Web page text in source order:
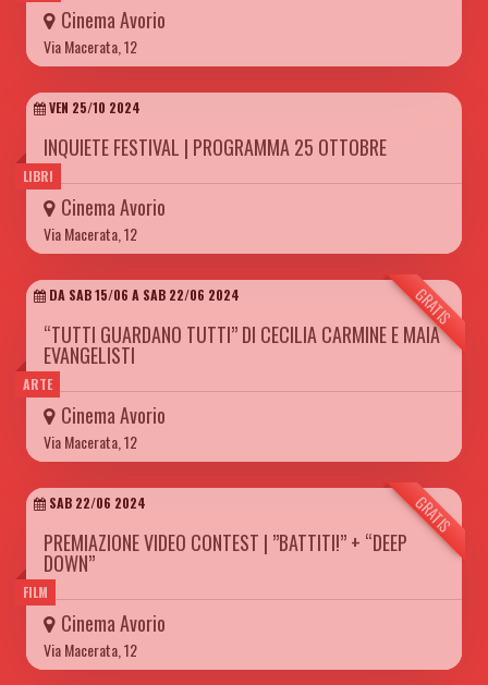
Cinema Avorio
Via Macerata, 12
LIBRI
VEN 25/10 2024
INQUIETE FESTIVAL | PROGRAMMA 25 OTTOBRE
Cinema Avorio
Via Macerata, 12
ARTE
GRATIS
DA SAB 15/06 A SAB 22/06 2024
“TUTTI GUARDANO TUTTI” DI CECILIA CARMINE E MAIA
EVANGELISTI
Cinema Avorio
Via Macerata, 12
FILM
GRATIS
SAB 22/06 2024
PREMIAZIONE VIDEO CONTEST | ”BATTITI!” + “DEEP
DOWN”
Cinema Avorio
Via Macerata, 12